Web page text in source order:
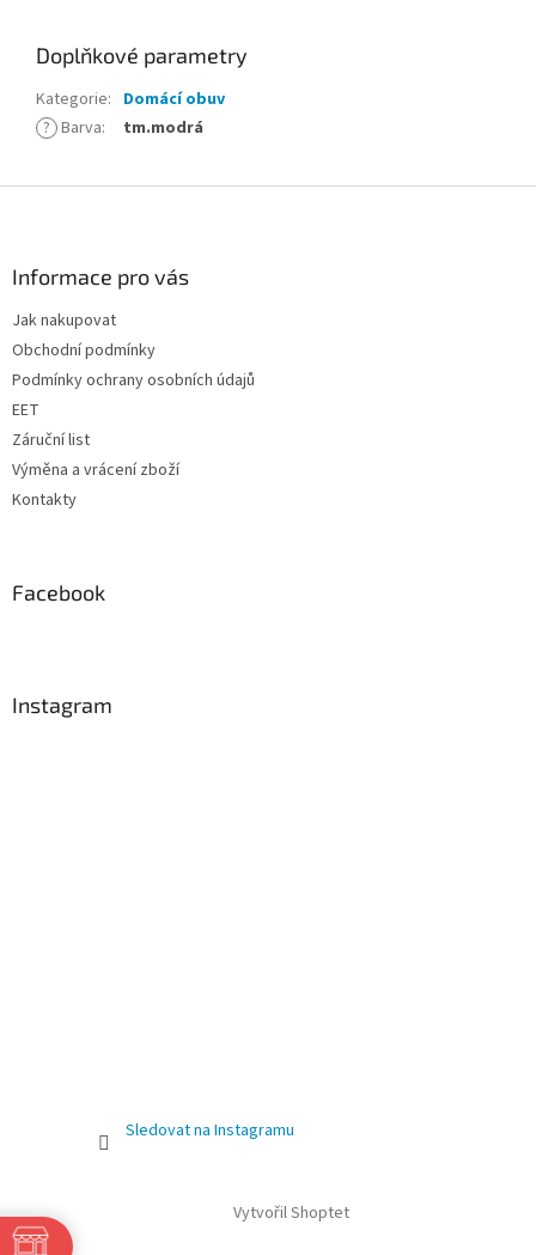
Doplňkové parametry
Kategorie: Domácí obuv
? Barva: tm.modrá
Informace pro vás
Jak nakupovat
Obchodní podmínky
Podmínky ochrany osobních údajů
EET
Záruční list
Výměna a vrácení zboží
Kontakty
Facebook
Instagram
Sledovat na Instagramu
Vytvořil Shoptet